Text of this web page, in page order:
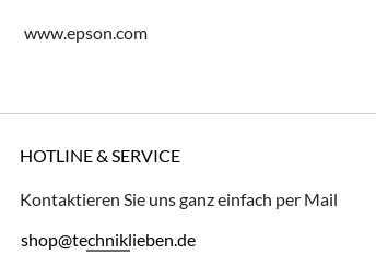
www.epson.com
HOTLINE & SERVICE
Kontaktieren Sie uns ganz einfach per Mail
shop@techniklieben.de